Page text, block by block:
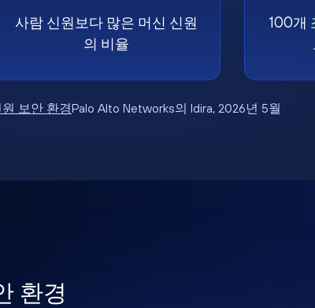
사람 신원보다 많은 머신 신원
의 비율
100개
보안 환경Palo Alto Networks의 Idira, 2026년 5월
환경